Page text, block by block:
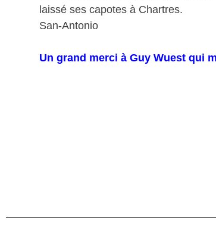
laissé ses capotes à Chartres.
San-Antonio
Un grand merci à Guy Wuest qui